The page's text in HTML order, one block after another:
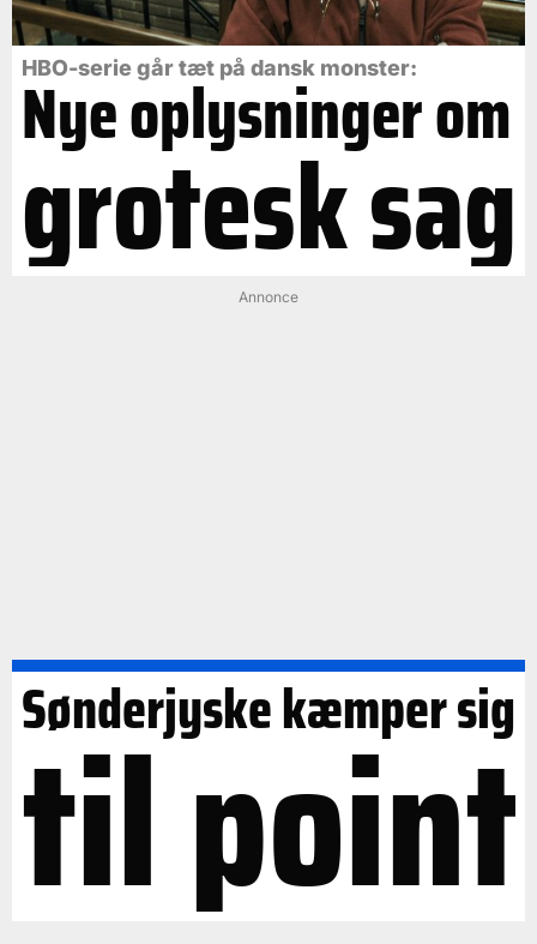
HBO-serie går tæt på dansk monster:
Nye oplysninger om
grotesk sag
Annonce
Sønderjyske kæmper sig
til point